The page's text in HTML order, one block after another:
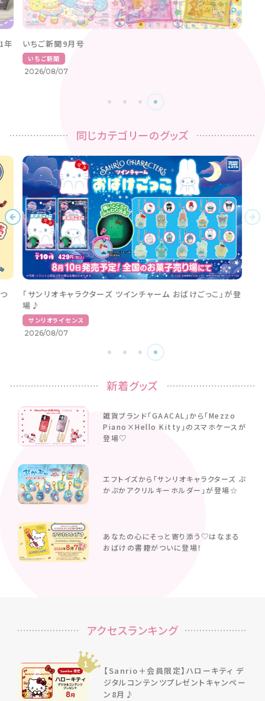
年 いちご新聞9月号
いちご新聞
2026/08/07
同じカテゴリーのグッズ
「サンリオキャラクターズ ツインチャーム おばけごっこ」が登
場♪
サンリオライセンス
2026/08/07
新着グッズ
雑貨ブランド「GAACAL」から「Mezzo
Piano×Hello Kitty」のスマホケースが
登場♡
エフトイズから「サンリオキャラクターズ ぷ
かぷかアクリルキーホルダー」が登場☆
あなたの心にそっと寄り添う♡はなまる
おばけの書籍がついに登場！
アクセスランキング
1
【Sanrio＋会員限定】ハローキティ デ
ジタルコンテンツプレゼントキャンペー
ン8月♪